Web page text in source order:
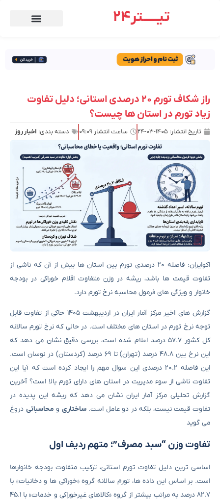
تیـــــتر24
راز شکاف تورم ۲۰ درصدی استانی؛ دلیل تفاوت
زیاد تورم در استان ها چیست؟
تاریخ انتشار: ۱۴۰۵-۰۳-۲۴ ساعت انتشار ۰۹:۰۹ دسته بندی: اخبار روز
اکوایران: فاصله ۲۰ درصدی تورم بین استان ها بیش از آن که ناشی از
تفاوت قیمت ها باشد، ریشه در وزن متفاوت اقلام خوراکی در بودجه
خانوار و ویژگی های فرمول محاسبه نرخ تورم دارد.
گزارش های اخیر مرکز آمار ایران در اردیبهشت ۱۴۰۵ حاکی از تفاوت قابل
توجه نرخ تورم در استان های مختلف است. در حالی که نرخ تورم سالانه
کل کشور ۵۷.۷ درصد اعلام شده است، بررسی دقیق نشان می دهد که
این نرخ بین ۴۸.۸ درصد (تهران) تا ۶۹ درصد (کردستان) در نوسان است.
این فاصله ۲۰.۲ درصدی این سوال مهم را ایجاد کرده است که آیا این
تفاوت ناشی از سوء مدیریت در استان های دارای تورم بالا است؟ آخرین
گزارش تحلیلی مرکز آمار ایران نشان می دهد که ریشه این پدیده در
تفاوت قیمت نیست، بلکه در دو عامل است.ساختاری و محاسباتی دروغ
می گوید
تفاوت وزن “سبد مصرف”؛ متهم ردیف اول
اساسی ترین دلیل تفاوت تورم استانی، ترکیب متفاوت بودجه خانوارها
است. بر اساس این داده ها، تورم سالانه گروه «خوراکی ها و دخانیات» با
۸۲.۷ درصد به مراتب بیشتر از گروه «کالاهای غیرخوراکی و خدمات» با ۴۵.۱